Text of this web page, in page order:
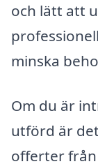
och lätt att
minska
Om du är
utförd är
offerter